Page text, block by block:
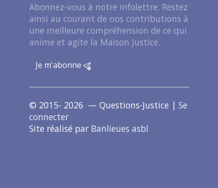
Abonnez-vous à notre infolettre. Restez
ainsi au courant de nos contributions à
une meilleure compréhension de ce qui
anime et agite la Maison Justice.
Je m'abonne
© 2015- 2026 — Questions-Justice | Se
connecter
Site réalisé par Banlieues asbl